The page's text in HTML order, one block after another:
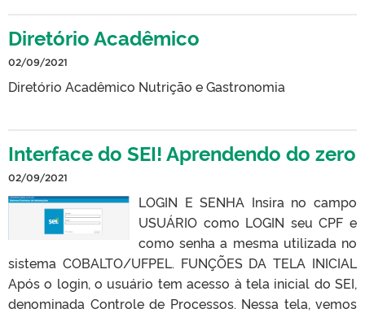
Diretório Acadêmico
02/09/2021
Diretório Acadêmico Nutrição e Gastronomia
Interface do SEI! Aprendendo do zero
02/09/2021
LOGIN E SENHA Insira no campo
USUÁRIO como LOGIN seu CPF e
como senha a mesma utilizada no
sistema COBALTO/UFPEL. FUNÇÕES DA TELA INICIAL
Após o login, o usuário tem acesso à tela inicial do SEI,
denominada Controle de Processos. Nessa tela, vemos